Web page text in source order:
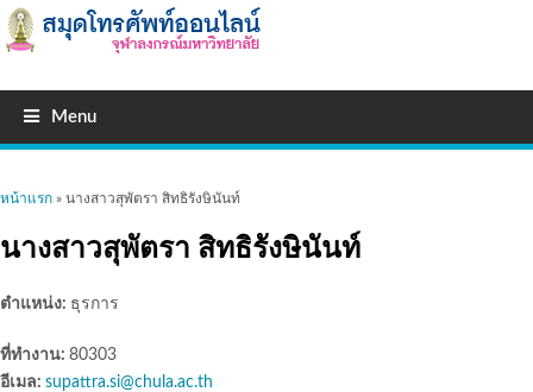
Menu
คุณอยู่ที่นี่
หน้าแรก » นางสาวสุพัตรา สิทธิรังษินันท์
นางสาวสุพัตรา สิทธิรังษินันท์
ตำแหน่ง: ธุรการ
ที่ทำงาน: 80303
อีเมล: supattra.si@chula.ac.th